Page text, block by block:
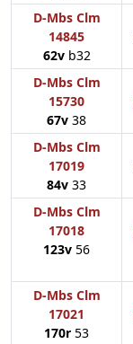
D-Mbs Clm
14845
62vb32
D-Mbs Clm
15730
67v 38
D-Mbs Clm
17019
84v 33
D-Mbs Clm
17018
123v 56
D-Mbs Clm
17021
170r 53